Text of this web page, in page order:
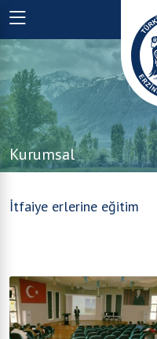
Kurumsal
İtfaiye erlerine eğitim